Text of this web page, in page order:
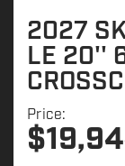
2027
LE 20''
Price:
$